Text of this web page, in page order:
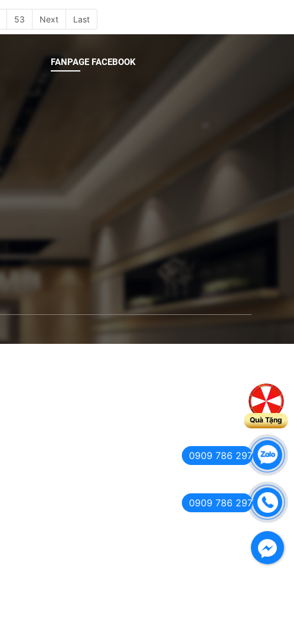
53 Next Last
FANPAGE FACEBOOK
Quà Tặng
0909 786 297
0909 786 297